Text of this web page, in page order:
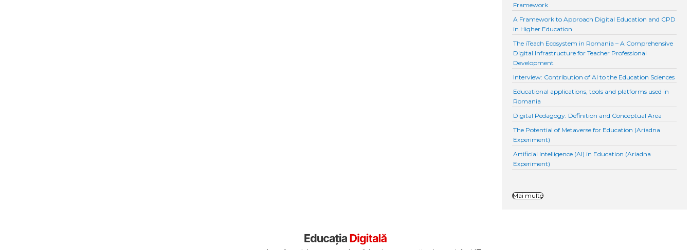
Framework
A Framework to Approach Digital Education and CPD
in Higher Education
The iTeach Ecosystem in Romania – A Comprehensive
Digital Infrastructure for Teacher Professional
Development
Interview: Contribution of AI to the Education Sciences
Educational applications, tools and platforms used in
Romania
Digital Pedagogy. Definition and Conceptual Area
The Potential of Metaverse for Education (Ariadna
Experiment)
Artificial Intelligence (AI) in Education (Ariadna
Experiment)
Mai multe